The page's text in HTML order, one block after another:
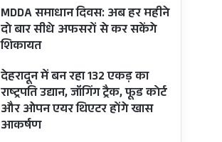
MDDA समाधान दिवस: अब हर महीने
दो बार सीधे अफसरों से कर सकेंगे
शिकायत
देहरादून में बन रहा 132 एकड़ का
राष्ट्रपति उद्यान, जॉगिंग ट्रैक, फूड कोर्ट
और ओपन एयर थिएटर होंगे खास
आकर्षण